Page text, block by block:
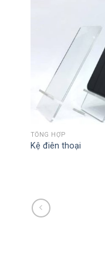
TỔNG HỢP
Kệ điên thoại